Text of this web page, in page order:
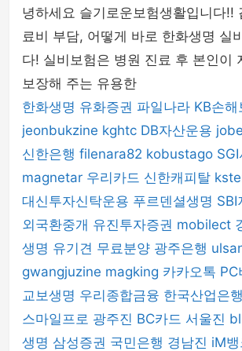
녕하세요 슬기로운보험생활입니다!!
료비 부담, 어떻게 바로 한화생명 실
다! 실비보험은 병원 진료 후 본인이
보장해 주는 유용한
한화생명 유화증권 파일나라 KB손해
jeonbukzine kghtc DB자산운용
신한은행 filenara82 kobustago
magnetar 우리카드 신한캐피탈
대신투자신탁운용 푸르덴셜생명 SBI
외국환중개 유진투자증권 mobilect
생명 유기견 무료분양 광주은행
gwangjuzine magking 카카오톡
교보생명 우리종합금융 한국산업은행
스마일프로 광주진 BC카드 서울진
생명 삼성증권 국민은행 경남진 iM뱅